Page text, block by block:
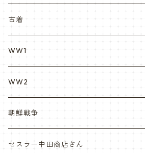
REPRO レプロ
米軍放出品ブーツ
Nyat Mil ニャットミル
カスタム KURI
VietnamEra ウエア
Vietnam ジャングルブーツ
ナム戦装備類/ポーチ・ベルト・小物・
NURES
古着
WW1
WW2
朝鮮戦争
セスラー中田商店さん